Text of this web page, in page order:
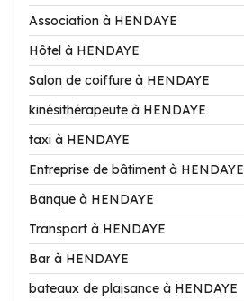
Association à HENDAYE
Hôtel à HENDAYE
Salon de coiffure à HENDAYE
kinésithérapeute à HENDAYE
taxi à HENDAYE
Entreprise de bâtiment à HENDAYE
Banque à HENDAYE
Transport à HENDAYE
Bar à HENDAYE
bateaux de plaisance à HENDAYE